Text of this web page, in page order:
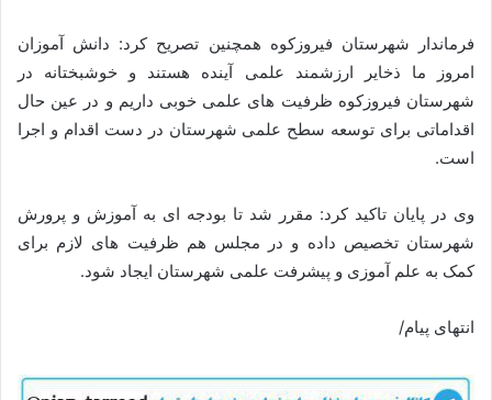
فرماندار شهرستان فیروزکوه همچنین تصریح کرد: دانش آموزان
امروز ما ذخایر ارزشمند علمی آینده هستند و خوشبختانه در
شهرستان فیروزکوه ظرفیت های علمی خوبی داریم و در عین حال
اقداماتی برای توسعه سطح علمی شهرستان در دست اقدام و اجرا
است.
وی در پایان تاکید کرد: مقرر شد تا بودجه ای به آموزش و پرورش
شهرستان تخصیص داده و در مجلس هم ظرفیت های لازم برای
کمک به علم آموزی و پیشرفت علمی شهرستان ایجاد شود.
انتهای پیام/